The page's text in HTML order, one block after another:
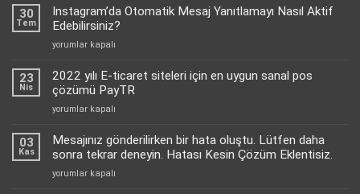
30
Tem
Instagram’da Otomatik Mesaj Yanıtlamayı Nasıl Aktif
Edebilirsiniz?
Instagram’da
Mesaj
Yanıtlamayı
Nasıl
Aktif
için
yorumlar kapalı
23
Nis
2022 yılı E-ticaret siteleri için en uygun sanal pos
çözümü PayTR
2022
E-
için
yorumlar kapalı
03
Kas
Mesajınız gönderilirken bir hata oluştu. Lütfen daha
sonra tekrar deneyin. Hatası Kesin Çözüm Eklentisiz.
Mesajınız
yorumlar kapalı